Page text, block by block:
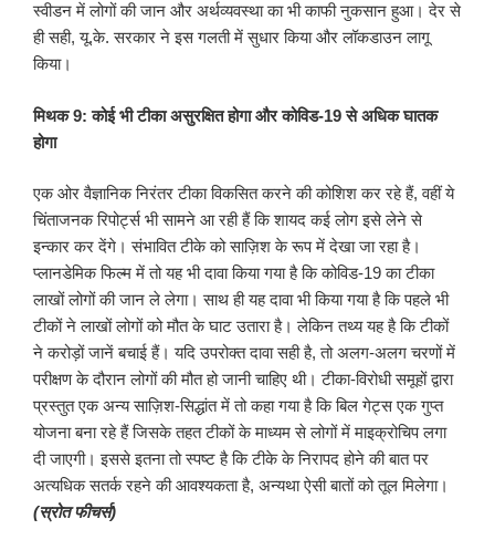
स्वीडन में लोगों की जान और अर्थव्यवस्था का भी काफी नुकसान हुआ। देर से
ही सही, यू.के. सरकार ने इस गलती में सुधार किया और लॉकडाउन लागू
किया।
मिथक 9: कोई भी टीका असुरक्षित होगा और कोविड-19 से अधिक घातक
होगा
एक ओर वैज्ञानिक निरंतर टीका विकसित करने की कोशिश कर रहे हैं, वहीं ये
चिंताजनक रिपोर्ट्स भी सामने आ रही हैं कि शायद कई लोग इसे लेने से
इन्कार कर देंगे। संभावित टीके को साज़िश के रूप में देखा जा रहा है।
प्लानडेमिक फिल्म में तो यह भी दावा किया गया है कि कोविड-19 का टीका
लाखों लोगों की जान ले लेगा। साथ ही यह दावा भी किया गया है कि पहले भी
टीकों ने लाखों लोगों को मौत के घाट उतारा है। लेकिन तथ्य यह है कि टीकों
ने करोड़ों जानें बचाई हैं। यदि उपरोक्त दावा सही है, तो अलग-अलग चरणों में
परीक्षण के दौरान लोगों की मौत हो जानी चाहिए थी। टीका-विरोधी समूहों द्वारा
प्रस्तुत एक अन्य साज़िश-सिद्धांत में तो कहा गया है कि बिल गेट्स एक गुप्त
योजना बना रहे हैं जिसके तहत टीकों के माध्यम से लोगों में माइक्रोचिप लगा
दी जाएगी। इससे इतना तो स्पष्ट है कि टीके के निरापद होने की बात पर
अत्यधिक सतर्क रहने की आवश्यकता है, अन्यथा ऐसी बातों को तूल मिलेगा।
(स्रोत फीचर्स)